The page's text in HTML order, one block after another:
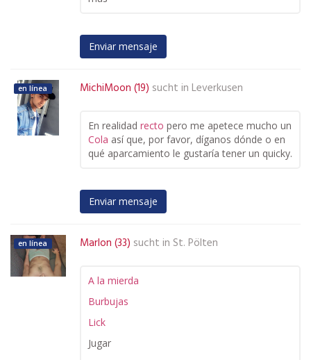
Enviar mensaje
en línea MichiMoon (19) sucht in Leverkusen
En realidad recto pero me apetece mucho un
Cola así que, por favor, díganos dónde o en
qué aparcamiento le gustaría tener un quicky.
Enviar mensaje
en línea Marlon (33) sucht in St. Pölten
A la mierda
Burbujas
Lick
Jugar